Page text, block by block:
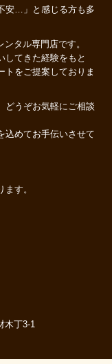
安…」と感じる方も多
タル専門店です。
してきた経験をもと
トをご提案しておりま
どうぞお気軽にご相談
込めてお手伝いさせて
す。
木丁3-1